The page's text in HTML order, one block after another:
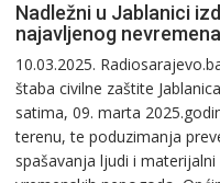
Nadležni u Jablanici
najavljenog nevremena
10.03.2025.
štaba civilne zaštite
satima, 09. marta
terenu, te poduzimanja
spašavanja ljudi i